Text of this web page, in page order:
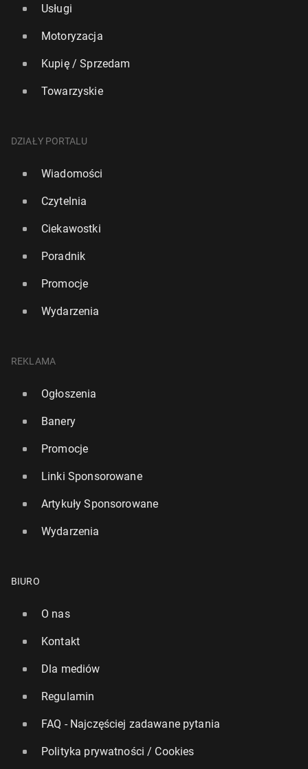
Usługi
Motoryzacja
Kupię / Sprzedam
Towarzyskie
DZIAŁY PORTALU
Wiadomości
Czytelnia
Ciekawostki
Poradnik
Promocje
Wydarzenia
REKLAMA
Ogłoszenia
Banery
Promocje
Linki Sponsorowane
Artykuły Sponsorowane
Wydarzenia
BIURO
O nas
Kontakt
Dla mediów
Regulamin
FAQ - Najczęściej zadawane pytania
Polityka prywatności / Cookies